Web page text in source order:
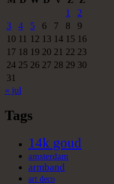
1
2
3
4 5 6 7 8
9
10 11 12 13 14 15 16
17 18 19 20 21 22 23
24 25 26 27 28 29 30
31
« jul
Tags
14k goud
amsterdam
armband
art deco